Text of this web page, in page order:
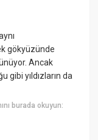
gökyüzünde
Ancak
gibi yıldızların da
burada okuyun: